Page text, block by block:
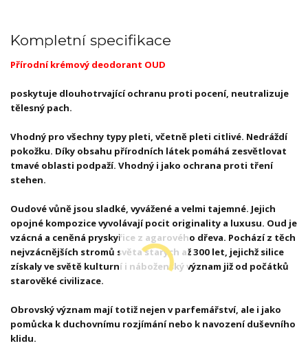
Kompletní specifikace
Přírodní krémový deodorant OUD
poskytuje dlouhotrvající ochranu proti pocení, neutralizuje
tělesný pach.
Vhodný pro všechny typy pleti, včetně pleti citlivé. Nedráždí
pokožku. Díky obsahu přírodních látek pomáhá zesvětlovat
tmavé oblasti podpaží. Vhodný i jako ochrana proti tření
stehen.
Oudové vůně jsou sladké, vyvážené a velmi tajemné. Jejich
opojné kompozice vyvolávají pocit originality a luxusu. Oud je
vzácná a ceněná pryskyřice z agarového dřeva. Pochází z těch
nejvzácnějších stromů světa starých až 300 let, jejichž silice
získaly ve světě kulturní i náboženský význam již od počátků
starověké civilizace.
Obrovský význam mají totiž nejen v parfemářství, ale i jako
pomůcka k duchovnímu rozjímání nebo k navození duševního
klidu.